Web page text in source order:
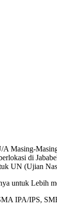
Masing-
di
UN (Ujian
untuk Lebih
IPA/IPS,